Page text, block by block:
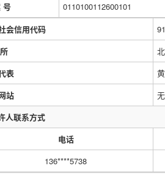
号
0110100112600101
会信用代码
表
站
无
人联系方式
电话
136****5738